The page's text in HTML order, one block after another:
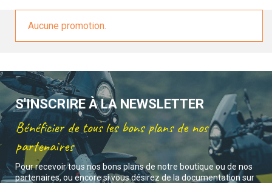
Aucune promotion.
S'INSCRIRE À LA NEWSLETTER
Bénéficier de tous les bons plans de nos
partenaires
Pour recevoir tous nos bons plans de notre boutique ou de nos
partenaires, ou encore si vous désirez de la documentation sur